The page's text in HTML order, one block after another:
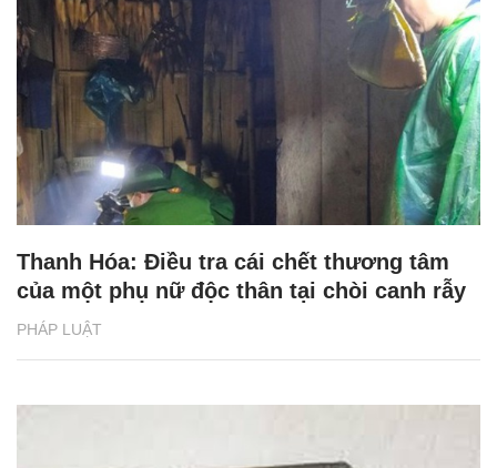
PHÁP LUẬT
Thanh Hóa: Điều tra cái chết thương tâm
của một phụ nữ độc thân tại chòi canh rẫy